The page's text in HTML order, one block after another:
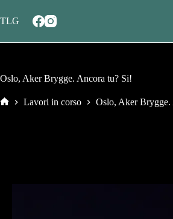
al
contenuto
TLG
Oslo, Aker Brygge. Ancora tu? Si!
Lavori in corso Oslo, Aker Brygge.